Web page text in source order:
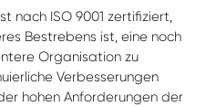
nach ISO 9001 zertifiziert,
Bestrebens ist, eine noch
Organisation zu
Verbesserungen
hohen Anforderungen der